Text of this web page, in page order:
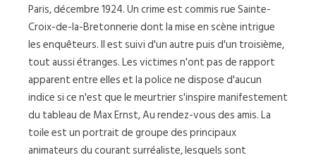
Paris, décembre 1924. Un crime est commis rue Sainte-
Croix-de-la-Bretonnerie dont la mise en scène intrigue
les enquêteurs. Il est suivi d'un autre puis d'un troisième,
tout aussi étranges. Les victimes n'ont pas de rapport
apparent entre elles et la police ne dispose d'aucun
indice si ce n'est que le meurtrier s'inspire manifestement
du tableau de Max Ernst, Au rendez-vous des amis. La
toile est un portrait de groupe des principaux
animateurs du courant surréaliste, lesquels sont